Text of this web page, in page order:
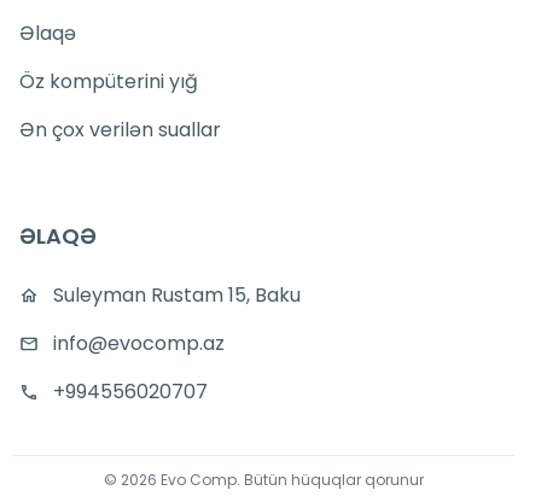
Əlaqə
Öz kompüterini yığ
Ən çox verilən suallar
ƏLAQƏ
Suleyman Rustam 15, Baku
info@evocomp.az
+994556020707
© 2026 Evo Comp. Bütün hüquqlar qorunur